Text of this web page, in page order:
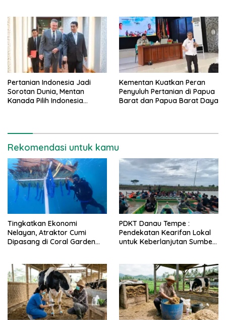
Pertanian Indonesia Jadi
Sorotan Dunia, Mentan
Kanada Pilih Indonesia
Kementan Kuatkan Peran
Penyuluh Pertanian di Papua
Barat dan Papua Barat Daya
Rekomendasi untuk kamu
Tingkatkan Ekonomi
Nelayan, Atraktor Cumi
Dipasang di Coral Garden
PDKT Danau Tempe :
Pendekatan Kearifan Lokal
untuk Keberlanjutan Sumber